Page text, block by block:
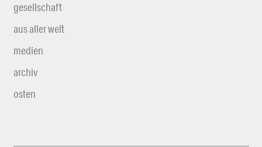
gesellschaft
aus aller welt
medien
archiv
osten